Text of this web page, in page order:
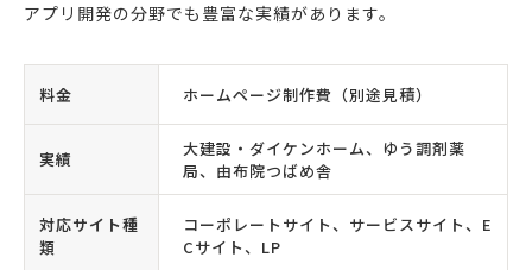
アプリ開発の分野でも豊富な実績があります。
料金 ホームページ制作費（別途見積）
実績
大建設・ダイケンホーム、ゆう調剤薬
局、由布院つばめ舎
対応サイト種
類
コーポレートサイト、サービスサイト、E
Cサイト、LP